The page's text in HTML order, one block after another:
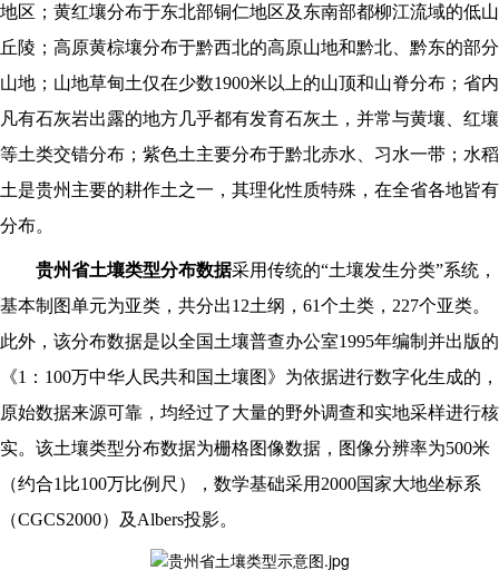
地区；黄红壤分布于东北部铜仁地区及东南部都柳江流域的低山
丘陵；高原黄棕壤分布于黔西北的高原山地和黔北、黔东的部分
山地；山地草甸土仅在少数1900米以上的山顶和山脊分布；省内
凡有石灰岩出露的地方几乎都有发育石灰土，并常与黄壤、红壤
等土类交错分布；紫色土主要分布于黔北赤水、习水一带；水稻
土是贵州主要的耕作土之一，其理化性质特殊，在全省各地皆有
分布。
贵州省土壤类型分布数据采用传统的“土壤发生分类”系统，
基本制图单元为亚类，共分出12土纲，61个土类，227个亚类。
此外，该分布数据是以全国土壤普查办公室1995年编制并出版的
《1：100万中华人民共和国土壤图》为依据进行数字化生成的，
原始数据来源可靠，均经过了大量的野外调查和实地采样进行核
实。该土壤类型分布数据为栅格图像数据，图像分辨率为500米
（约合1比100万比例尺），数学基础采用2000国家大地坐标系
（CGCS2000）及Albers投影。